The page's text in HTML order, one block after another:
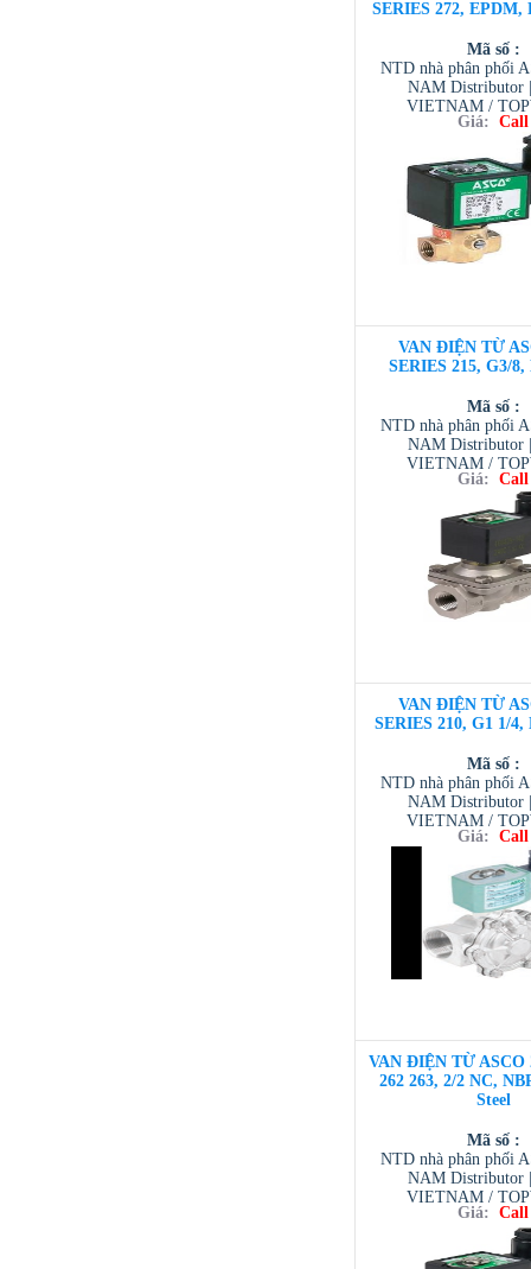
SERIES 272, EPDM,
Mã số :
NTD nhà phân phối
NAM Distributor
VIETNAM /
VIETNAM /
/ TESCOM
Giá: Call
VAN ĐIỆN TỪ
SERIES 215, G3/8,
Mã số :
NTD nhà phân phối
NAM Distributor
VIETNAM /
VIETNAM /
/ TESCOM
Giá: Call
VAN ĐIỆN TỪ
SERIES 210, G1 1/
Mã số :
NTD nhà phân phối
NAM Distributor
VIETNAM /
VIETNAM /
/ TESCOM
Giá: Call
VAN ĐIỆN TỪ ASCO
262 263, 2/2 NC,
Steel
Mã số :
NTD nhà phân phối
NAM Distributor
VIETNAM /
VIETNAM /
/ TESCOM
Giá: Call